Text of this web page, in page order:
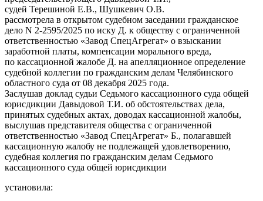
судей Терешиной Е.В., Шушкевич О.В.
рассмотрела в открытом судебном заседании гражданское
дело N 2-2595/2025 по иску Д. к обществу с ограниченной
ответственностью «Завод СпецАгрегат» о взыскании
заработной платы, компенсации морального вреда,
по кассационной жалобе Д. на апелляционное определение
судебной коллегии по гражданским делам Челябинского
областного суда от 08 декабря 2025 года.
Заслушав доклад судьи Седьмого кассационного суда общей
юрисдикции Давыдовой Т.И. об обстоятельствах дела,
принятых судебных актах, доводах кассационной жалобы,
выслушав представителя общества с ограниченной
ответственностью «Завод СпецАгрегат» Б., полагавшей
кассационную жалобу не подлежащей удовлетворению,
судебная коллегия по гражданским делам Седьмого
кассационного суда общей юрисдикции
установила: